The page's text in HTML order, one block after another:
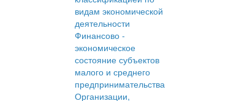
видам экономической
деятельности
Финансово -
экономическое
состояние субъектов
малого и среднего
предпринимательства
Организации,